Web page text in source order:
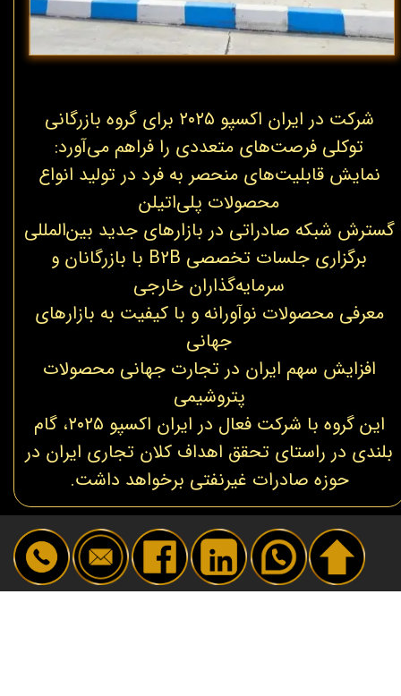
شرکت در ایران اکسپو ۲۰۲۵ برای گروه بازرگانی
توکلی فرصت‌های متعددی را فراهم می‌آورد:
نمایش قابلیت‌های منحصر به فرد در تولید انواع
محصولات پلی‌اتیلن
گسترش شبکه صادراتی در بازارهای جدید بین‌المللی
برگزاری جلسات تخصصی B2B با بازرگانان و
سرمایه‌گذاران خارجی
معرفی محصولات نوآورانه و با کیفیت به بازارهای
جهانی
افزایش سهم ایران در تجارت جهانی محصولات
پتروشیمی
این گروه با شرکت فعال در ایران اکسپو ۲۰۲۵، گام
بلندی در راستای تحقق اهداف کلان تجاری ایران در
حوزه صادرات غیرنفتی برخواهد داشت.​​​​​​​